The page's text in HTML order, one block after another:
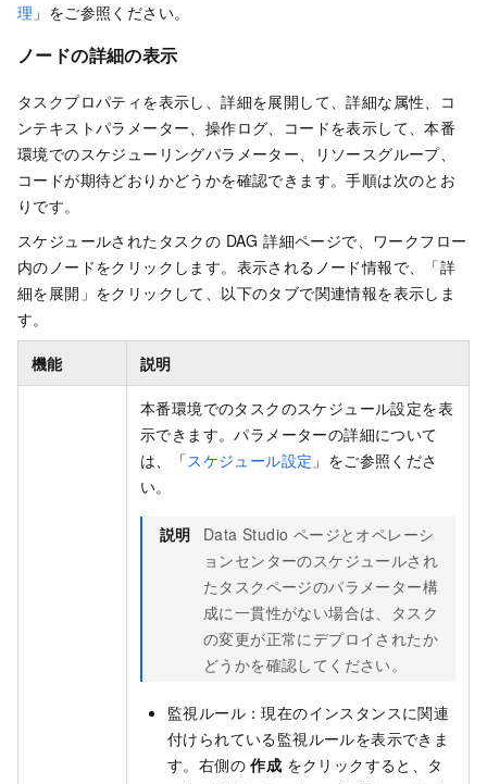
理 」をご参照ください。
ノードの詳細の表示
タスクプロパティを表示し、詳細を展開して、詳細な属性、コ
ンテキストパラメーター、操作ログ、コードを表示して、本番
環境でのスケジューリングパラメーター、リソースグループ、
コードが期待どおりかどうかを確認できます。手順は次のとお
りです。
スケジュールされたタスクの DAG 詳細ページで、ワークフロー
内のノードをクリックします。表示されるノード情報で、「詳
細を展開」をクリックして、以下のタブで関連情報を表示しま
す。
機能 説明
本番環境でのタスクのスケジュール設定を表
示できます。パラメーターの詳細について
は、「スケジュール設定 」をご参照くださ
い。
説明
Data Studio ページとオペレーシ
ョンセンターのスケジュールされ
たタスクページのパラメーター構
成に一貫性がない場合は、タスク
の変更が正常にデプロイされたか
どうかを確認してください。
監視ルール：現在のインスタンスに関連
付けられている監視ルールを表示できま
す。右側の作成 をクリックすると、タ